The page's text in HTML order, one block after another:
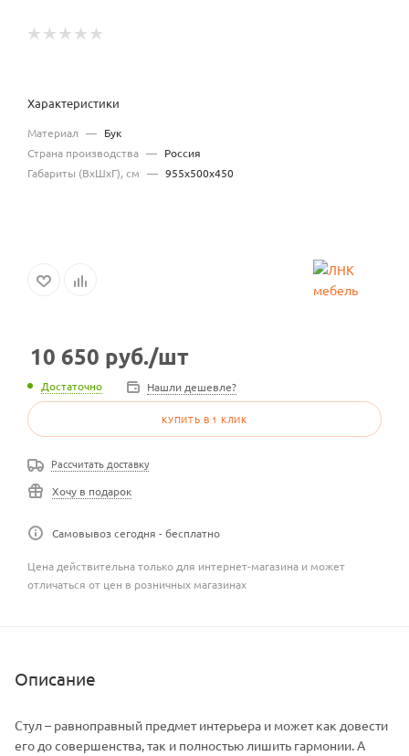
Характеристики
Материал — Бук
Страна производства — Россия
Габариты (ВхШхГ), см — 955х500х450
10 650 руб./шт
Достаточно Нашли дешевле?
КУПИТЬ В 1 КЛИК
Рассчитать доставку
Хочу в подарок
Самовывоз сегодня - бесплатно
Цена действительна только для интернет-магазина и может
отличаться от цен в розничных магазинах
Описание
Стул – равноправный предмет интерьера и может как довести
его до совершенства, так и полностью лишить гармонии. А